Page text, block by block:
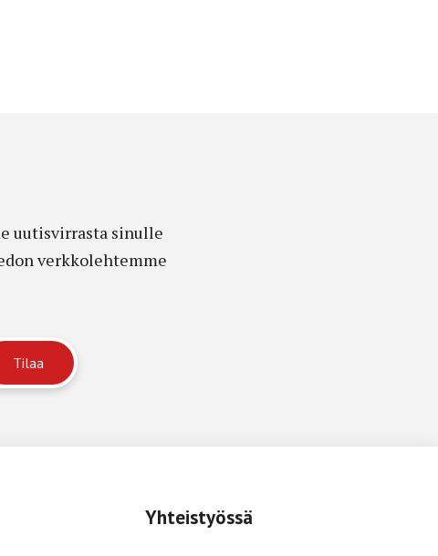
uutisvirrasta sinulle
verkkolehtemme
Yhteistyössä